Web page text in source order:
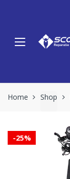
Home Shop
-25%